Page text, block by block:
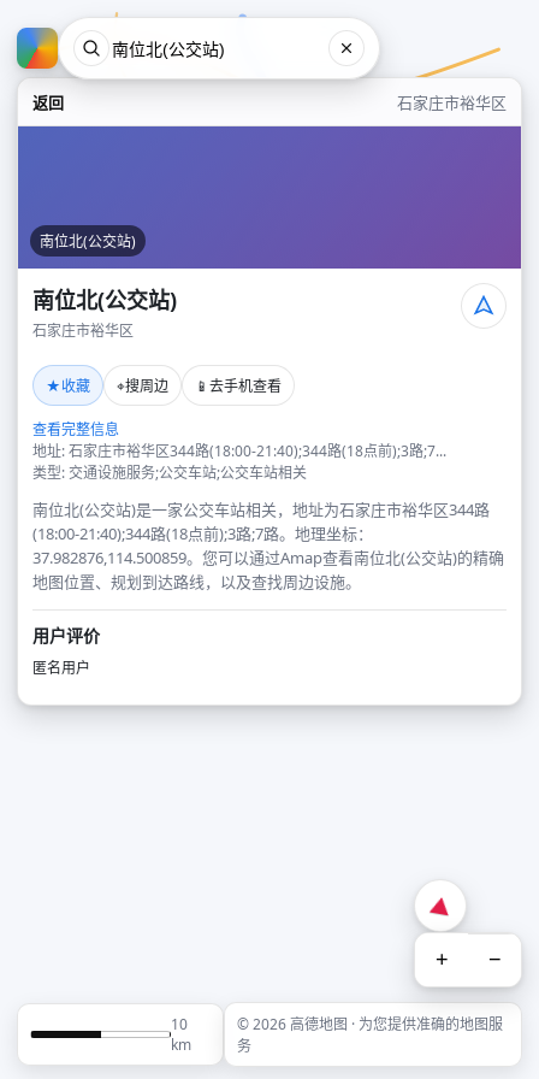
返回 石家庄市裕华区
南位北(公交站)
南位北(公交站)
石家庄市裕华区
★收藏 ⌖搜周边 📱 去手机查看
查看完整信息
地址: 石家庄市裕华区344路(18:00-21:40);344路(18点前);3路;7...
类型: 交通设施服务;公交车站;公交车站相关
南位北(公交站)是一家公交车站相关，地址为石家庄市裕华区344路
(18:00-21:40);344路(18点前);3路;7路。地理坐标：
37.982876,114.500859。您可以通过Amap查看南位北(公交站)的精确
地图位置、规划到达路线，以及查找周边设施。
用户评价
匿名用户
+ −
10
km
© 2026 高德地图 · 为您提供准确的地图服
务